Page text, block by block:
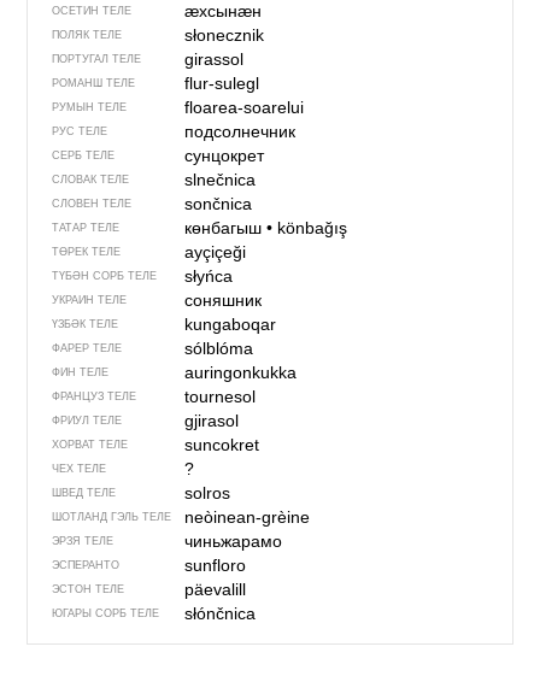
ОСЕТИН ТЕЛЕ ӕхсынӕн
ПОЛЯК ТЕЛЕ słonecznik
ПОРТУГАЛ ТЕЛЕ girassol
РОМАНШ ТЕЛЕ flur-sulegl
РУМЫН ТЕЛЕ floarea-soarelui
РУС ТЕЛЕ подсолнечник
СЕРБ ТЕЛЕ сунцокрет
СЛОВАК ТЕЛЕ slnečnica
СЛОВЕН ТЕЛЕ sončnica
ТАТАР ТЕЛЕ көнбагыш• könbağış
ТӨРЕК ТЕЛЕ ayçiçeği
ТҮБӘН СОРБ ТЕЛЕ słyńca
УКРАИН ТЕЛЕ соняшник
ҮЗБӘК ТЕЛЕ kungaboqar
ФАРЕР ТЕЛЕ sólblóma
ФИН ТЕЛЕ auringonkukka
ФРАНЦУЗ ТЕЛЕ tournesol
ФРИУЛ ТЕЛЕ gjirasol
ХОРВАТ ТЕЛЕ suncokret
ЧЕХ ТЕЛЕ ?
ШВЕД ТЕЛЕ solros
ШОТЛАНД ГЭЛЬ ТЕЛЕ neòinean-grèine
ЭРЗЯ ТЕЛЕ чиньжарамо
ЭСПЕРАНТО sunfloro
ЭСТОН ТЕЛЕ päevalill
ЮГАРЫ СОРБ ТЕЛЕ słónčnica